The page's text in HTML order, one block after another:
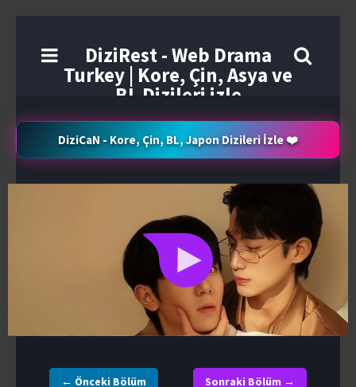
DiziRest - Web Drama
Turkey | Kore, Çin, Asya ve
BL Dizileri izle
DiziCaN - Kore, Çin, BL, Japon Dizileri İzle ❤️
← Önceki Bölüm Sonraki Bölüm →